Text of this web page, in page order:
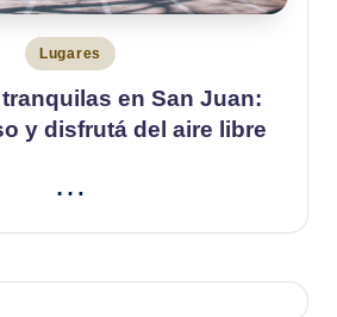
Publicado
en
Lugares
en San Juan:
y disfrutá del aire libre
…